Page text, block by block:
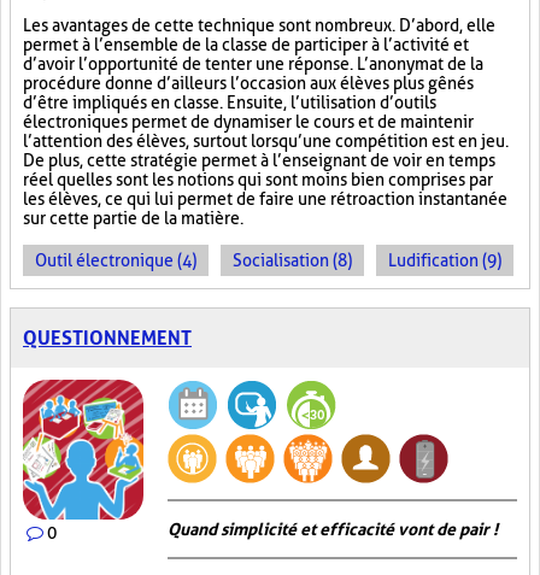
Les avantages de cette technique sont nombreux. D’abord, elle
permet à l’ensemble de la classe de participer à l’activité et
d’avoir l’opportunité de tenter une réponse. L’anonymat de la
procédure donne d’ailleurs l’occasion aux élèves plus gênés
d’être impliqués en classe. Ensuite, l’utilisation d’outils
électroniques permet de dynamiser le cours et de maintenir
l’attention des élèves, surtout lorsqu’une compétition est en jeu.
De plus, cette stratégie permet à l’enseignant de voir en temps
réel quelles sont les notions qui sont moins bien comprises par
les élèves, ce qui lui permet de faire une rétroaction instantanée
sur cette partie de la matière.
Outil électronique (4) Socialisation (8) Ludification (9)
QUESTIONNEMENT
0 Quand simplicité et efficacité vont de pair !